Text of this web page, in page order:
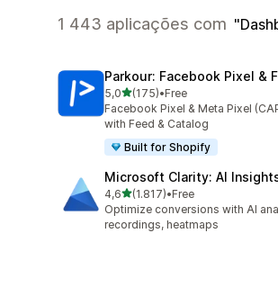
1 443 aplicações com
Parkour: Facebook Pixel &
5,0de 5 estrelas
(175)
175 total de avaliações
•Free
Facebook Pixel & Meta Pixel
with Feed & Catalog
Built for Shopify
Microsoft Clarity: AI
4,6de 5 estrelas
(1.817)
1817 total de avaliações
•Free
Optimize conversions with AI
recordings, heatmaps